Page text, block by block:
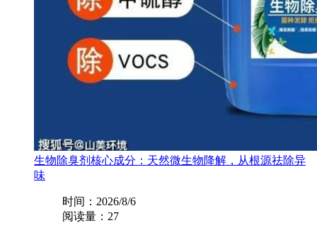
生物除臭剂核心成分：天然微生物降解，从根源祛除异
味
时间：2026/8/6
阅读量：27